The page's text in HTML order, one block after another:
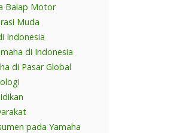
Balap Motor
Muda
Indonesia
di Indonesia
di Pasar Global
pada Yamaha